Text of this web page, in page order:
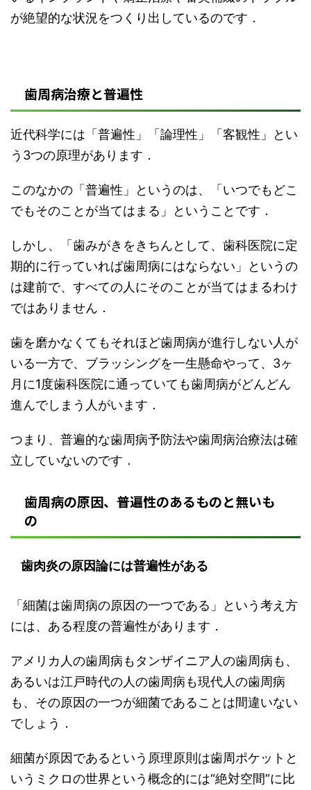
が絶望的な状況をつくり出しているのです．
歯周病治療と普遍性
近代科学には「普遍性」「論理性」「客観性」とい
う3つの原理があります．
このなかの「普遍性」というのは、「いつでもどこ
でもそのことが当てはまる」ということです．
しかし、「歯みがきをきちんとして、歯科医院に定
期的に行っていれば歯周病にはならない」というの
は建前で、すべての人にそのことが当てはまるわけ
ではありません．
歯を磨かなくてもそれほど歯周病が進行しない人が
いる一方で、ブラッシングを一生懸命やって、3ヶ
月に1度歯科医院に通っていても歯周病がどんどん
進んでしまう人がいます．
つまり、普遍的な歯周病予防法や歯周病治療法は確
立していないのです．
歯周病の原因、普遍性のあるものと無いも
の
歯肉炎の原因論には普遍性がある
「細菌は歯周病の原因の一つである」という考え方
には、ある程度の普遍性があります．
アメリカ人の歯周病もタンザイニア人の歯周病も、
あるいは江戸時代の人の歯周病も現代人の歯周病
も、その原因の一つが細菌であることは間違いない
でしょう．
細菌が原因であるという原理原則は歯周ポケットと
いうミクロの世界という概念的には“絶対空間”に比